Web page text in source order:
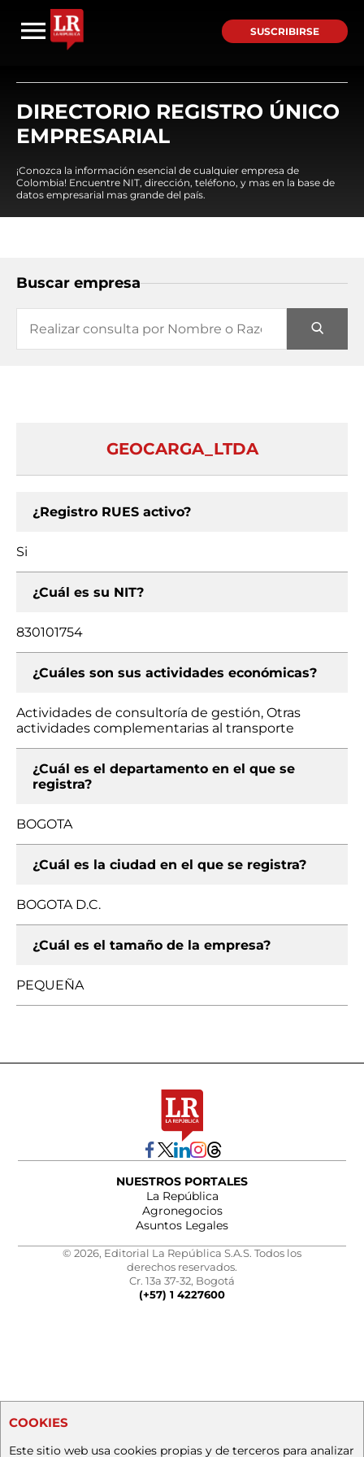
SUSCRIBIRSE
DIRECTORIO REGISTRO ÚNICO
EMPRESARIAL
¡Conozca la información esencial de cualquier empresa de
Colombia! Encuentre NIT, dirección, teléfono, y mas en la base de
datos empresarial mas grande del país.
Buscar empresa
GEOCARGA_LTDA
¿Registro RUES activo?
Si
¿Cuál es su NIT?
830101754
¿Cuáles son sus actividades económicas?
Actividades de consultoría de gestión, Otras
actividades complementarias al transporte
¿Cuál es el departamento en el que se
registra?
BOGOTA
¿Cuál es la ciudad en el que se registra?
BOGOTA D.C.
¿Cuál es el tamaño de la empresa?
PEQUEÑA
NUESTROS PORTALES
La República
Agronegocios
Asuntos Legales
© 2026, Editorial La República S.A.S. Todos los
derechos reservados.
Cr. 13a 37-32, Bogotá
(+57) 1 4227600
COOKIES
Este sitio web usa cookies propias y de terceros para analizar